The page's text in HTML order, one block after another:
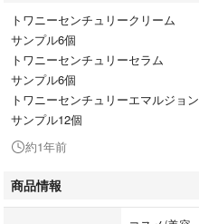
トワニーセンチュリークリーム
サンプル6個
トワニーセンチュリーセラム
サンプル6個
トワニーセンチュリーエマルジョン
サンプル12個
約1年前
商品情報